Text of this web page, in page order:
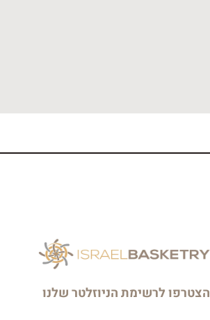
הצטרפו לרשימת הניוזלטר שלנו